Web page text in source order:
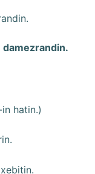
hatin.)